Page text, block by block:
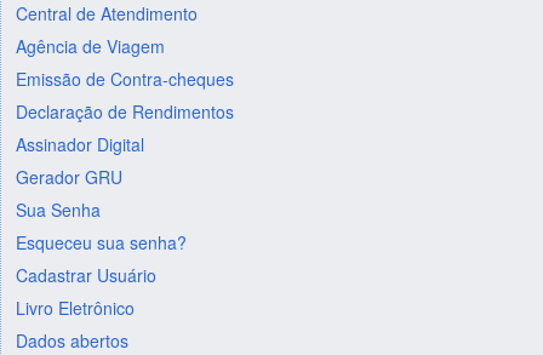
Central de Atendimento
Agência de Viagem
Emissão de Contra-cheques
Declaração de Rendimentos
Assinador Digital
Gerador GRU
Sua Senha
Esqueceu sua senha?
Cadastrar Usuário
Livro Eletrônico
Dados abertos